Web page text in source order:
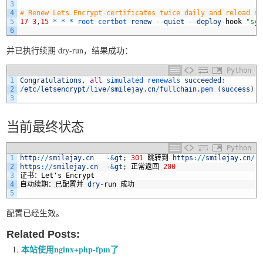
3
4
5
6
# Renew Lets Encrypt certificates twice daily and reload
17 3, 15 * * * root certbot renew --quiet --deploy- hook
并已执行续期 dry-run，结果成功：
Python
1
2
3
Congratulations , all simulated renewals succeeded :
/etc/letsencrypt/live/smilejay. cn/fullchain. pem ( success )
当前最终状态
Python
1
2
3
4
5
http: //smilejay. cn -&gt ; 301 跳转到 https : //smilejay. cn/
https : //smilejay. cn -&gt ; 正常返回
200
证书：
Let ' s
Encrypt
自动续期：已配置并 dry- run 成功
配置已经生效。
Related Posts:
本站使用nginx+php-fpm了